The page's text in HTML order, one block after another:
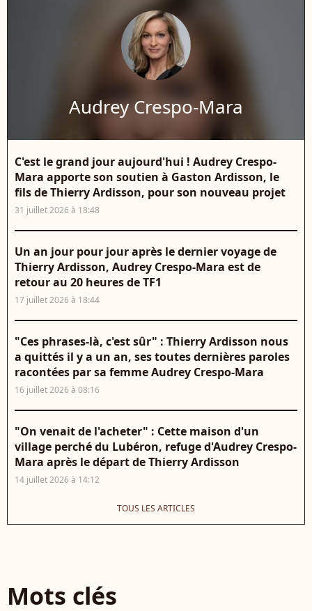
Audrey Crespo-Mara
C'est le grand jour aujourd'hui ! Audrey Crespo-
Mara apporte son soutien à Gaston Ardisson, le
fils de Thierry Ardisson, pour son nouveau projet
31 juillet 2026 à 18:48
Un an jour pour jour après le dernier voyage de
Thierry Ardisson, Audrey Crespo-Mara est de
retour au 20 heures de TF1
17 juillet 2026 à 18:44
"Ces phrases-là, c'est sûr" : Thierry Ardisson nous
a quittés il y a un an, ses toutes dernières paroles
racontées par sa femme Audrey Crespo-Mara
16 juillet 2026 à 08:16
"On venait de l'acheter" : Cette maison d'un
village perché du Lubéron, refuge d'Audrey Crespo-
Mara après le départ de Thierry Ardisson
14 juillet 2026 à 14:12
TOUS LES ARTICLES
Mots clés